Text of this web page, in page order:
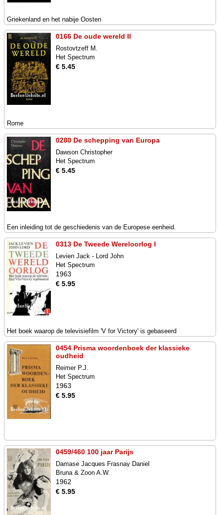
Griekenland en het nabije Oosten
0166 De oude wereld II
Rostovtzeff M.
Het Spectrum
€ 5.45
Rome
0280 De schepping van Europa
Dawson Christopher
Het Spectrum
€ 5.45
Een inleiding tot de geschiedenis van de Europese eenheid.
0313 De Tweede Wereloorlog I
Levien Jack - Lord John
Het Spectrum
1963
€ 5.95
Het boek waarop de televisiefilm 'V for Victory' is gebaseerd
0454 Prisma woordenboek der klassieke
oudheid
Reimer P.J.
Het Spectrum
1963
€ 5.95
0459/460 100 jaar Parijs
Damase Jacques Frasnay Daniel
Bruna & Zoon A.W.
1962
€ 5.95